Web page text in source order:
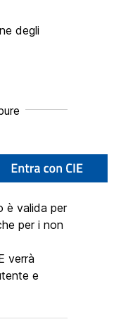
degli
è valida per
per i non
verrà
e